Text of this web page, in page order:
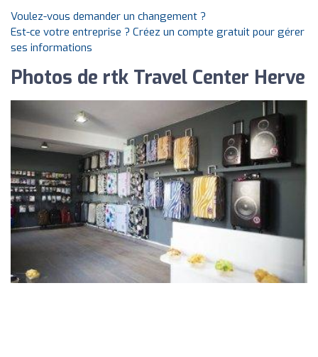
Voulez-vous demander un changement ?
Est-ce votre entreprise ? Créez un compte gratuit pour gérer
ses informations
Photos de rtk Travel Center Herve